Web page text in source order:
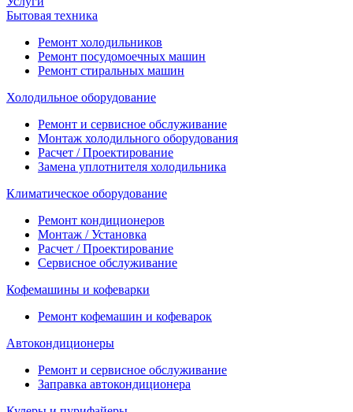
Бытовая техника
Ремонт холодильников
Ремонт посудомоечных машин
Ремонт стиральных машин
Холодильное оборудование
Ремонт и сервисное обслуживание
Монтаж холодильного оборудования
Расчет / Проектирование
Замена уплотнителя холодильника
Климатическое оборудование
Ремонт кондиционеров
Монтаж / Установка
Расчет / Проектирование
Сервисное обслуживание
Кофемашины и кофеварки
Ремонт кофемашин и кофеварок
Автокондиционеры
Ремонт и сервисное обслуживание
Заправка автокондиционера